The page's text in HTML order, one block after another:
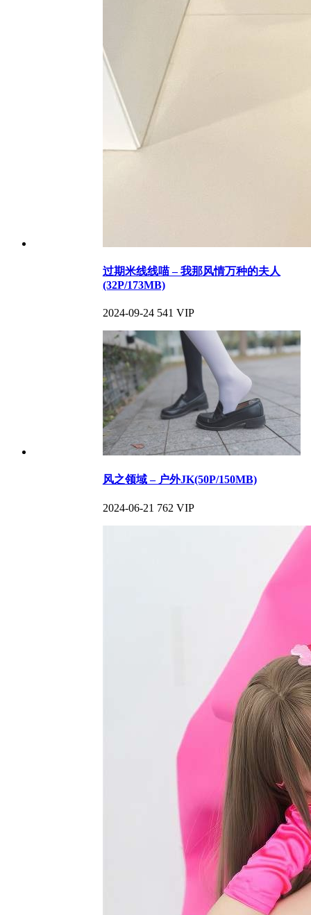
过期米线线喵 – 我那风情万种的夫人
(32P/173MB)
2024-09-24 541 VIP
风之领域 – 户外JK(50P/150MB)
2024-06-21 762 VIP